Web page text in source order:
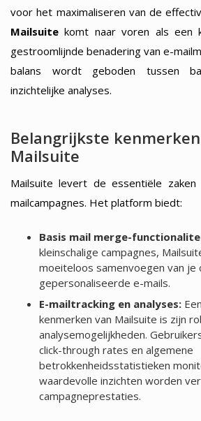
voor het maximaliseren van de
Mailsuite komt naar voren als een
gestroomlijnde benadering van e-
balans wordt geboden tussen
inzichtelijke analyses.
Belangrijkste
Mailsuite
Mailsuite levert de essentiële
mailcampagnes. Het platform biedt:
Basis mail merge-
kleinschalige campagnes,
moeiteloos samenvoegen van
gepersonaliseerde e-mails.
E-mailtracking en analyses:
kenmerken van Mailsuite is zijn
analysemogelijkheden.
click-through rates en algemene
betrokkenheidsstatistieken
waardevolle inzichten worden
campagneprestaties.